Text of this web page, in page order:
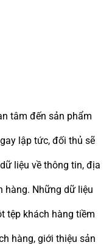
tâm đến sản phẩm
lập tức, đối thủ sẽ
liệu về thông tin, địa
hàng. Những dữ liệu
tệp khách hàng tiềm
hàng, giới thiệu sản